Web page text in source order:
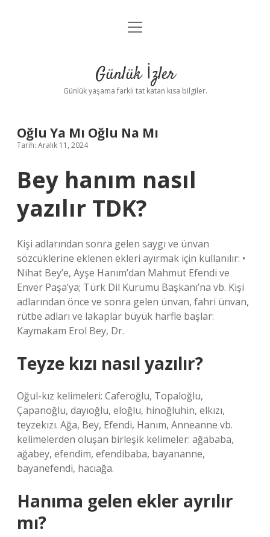
Anasayfa
Yasal Uyarı
menüyü
Günlük İzler
Günlük yaşama farklı tat katan kısa bilgiler.
Oğlu Ya Mı Oğlu Na Mı
Tarih: Aralık 11, 2024
Bey hanım nasıl
yazılır TDK?
Kişi adlarından sonra gelen saygı ve ünvan
sözcüklerine eklenen ekleri ayırmak için kullanılır: •
Nihat Bey’e, Ayşe Hanım’dan Mahmut Efendi ve
Enver Paşa’ya; Türk Dil Kurumu Başkanı’na vb. Kişi
adlarından önce ve sonra gelen ünvan, fahri ünvan,
rütbe adları ve lakaplar büyük harfle başlar:
Kaymakam Erol Bey, Dr.
Teyze kızı nasıl yazılır?
Oğul-kız kelimeleri: Caferoğlu, Topaloğlu,
Çapanoğlu, dayıoğlu, eloğlu, hinoğluhin, elkızı,
teyzekızı. Ağa, Bey, Efendi, Hanım, Anneanne vb.
kelimelerden oluşan birleşik kelimeler: ağababa,
ağabey, efendim, efendibaba, bayananne,
bayanefendi, hacıağa.
Hanıma gelen ekler ayrılır
mı?